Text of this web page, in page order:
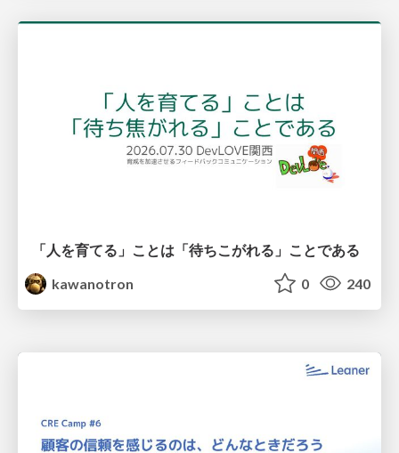
「人を育てる」ことは「待ちこがれる」ことである
kawanotron
0 240